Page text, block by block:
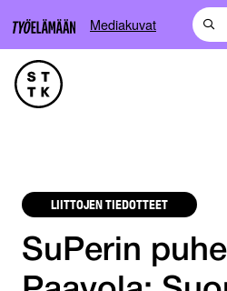
Mediakuvat
LIITTOJEN TIEDOTTEET
SuPerin